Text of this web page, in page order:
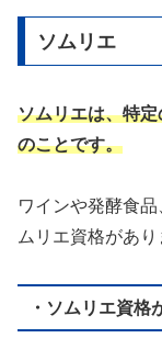
ソムリエ
ソムリエは、特
のことです。
ワインや発酵食
ムリエ資格があり
・ソムリエ資格